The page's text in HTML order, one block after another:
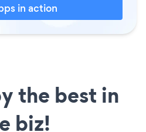
in action
the best in
biz!